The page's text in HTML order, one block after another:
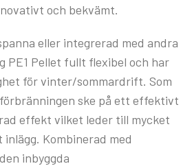
och bekvämt.
eller integrerad med andra
PE1 Pellet fullt flexibel och har
för vinter/sommardrift. Som
ske på ett effektivt
effekt vilket leder till mycket
Kombinerad med
inbyggda